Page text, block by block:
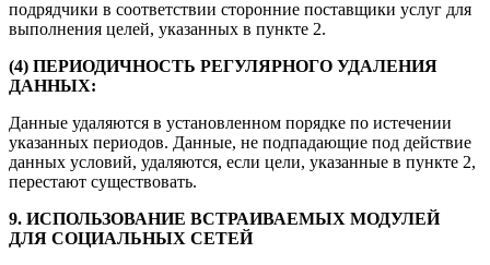
подрядчики в соответствии сторонние поставщики услуг для
выполнения целей, указанных в пункте 2.
(4) ПЕРИОДИЧНОСТЬ РЕГУЛЯРНОГО УДАЛЕНИЯ
ДАННЫХ:
Данные удаляются в установленном порядке по истечении
указанных периодов. Данные, не подпадающие под действие
данных условий, удаляются, если цели, указанные в пункте 2,
перестают существовать.
9. ИСПОЛЬЗОВАНИЕ ВСТРАИВАЕМЫХ МОДУЛЕЙ
ДЛЯ СОЦИАЛЬНЫХ СЕТЕЙ